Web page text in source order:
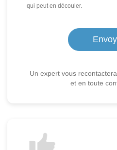
qui peut en découler.
Un expert vous
et en toute